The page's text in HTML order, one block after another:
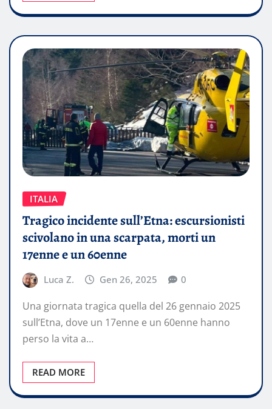
ITALIA
Tragico incidente sull’Etna: escursionisti
scivolano in una scarpata, morti un
17enne e un 60enne
Luca Z. Gen 26, 2025 0
Una giornata tragica quella del 26 gennaio 2025
sull’Etna, dove un 17enne e un 60enne hanno
perso la vita a…
READ MORE